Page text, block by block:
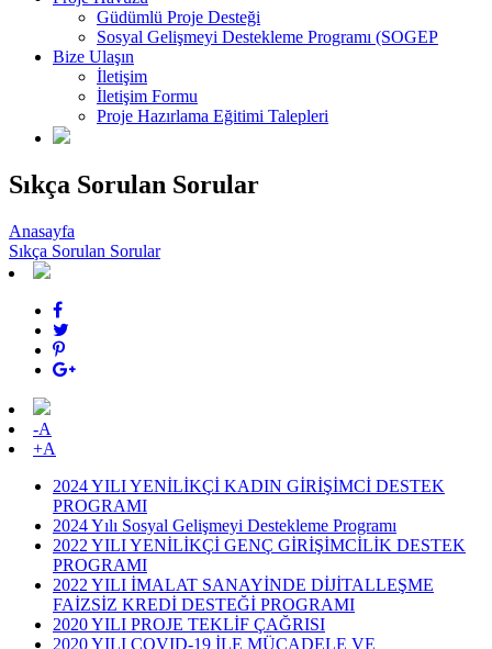
Güdümlü Proje Desteği
Sosyal Gelişmeyi Destekleme Programı (SOGEP
Bize Ulaşın
İletişim
İletişim Formu
Proje Hazırlama Eğitimi Talepleri
Sıkça Sorulan Sorular
Anasayfa
Sıkça Sorulan Sorular
-A
+A
2024 YILI YENİLİKÇİ KADIN GİRİŞİMCİ DESTEK
PROGRAMI
2024 Yılı Sosyal Gelişmeyi Destekleme Programı
2022 YILI YENİLİKÇİ GENÇ GİRİŞİMCİLİK DESTEK
PROGRAMI
2022 YILI İMALAT SANAYİNDE DİJİTALLEŞME
FAİZSİZ KREDİ DESTEĞİ PROGRAMI
2020 YILI PROJE TEKLİF ÇAĞRISI
2020 YILI COVID-19 İLE MÜCADELE VE